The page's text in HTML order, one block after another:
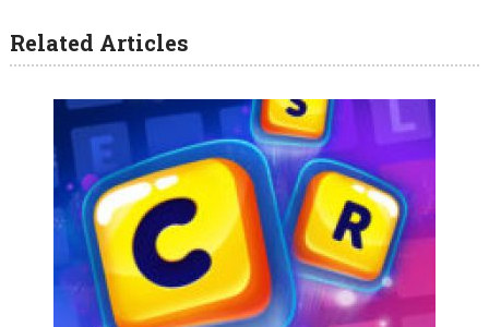
Related Articles